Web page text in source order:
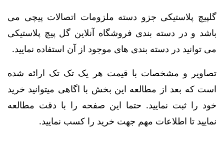
گلپیچ پلاستیکی جزو دسته ملزومات اتصالات پیچی می
باشد و در دسته بندی فروشگاه آنلاین گل پیچ پلاستیکی
می توانید در دسته بندی های موجود از آن استفاده نمایید.
تصاویر و مشخصات با قیمت هر یک تک تک ارائه شده
است که بعد از مطالعه این بخش با اگاهی میتوانید خرید
خود را ثبت نمایید. حتما این صفحه را با دقت مطالعه
نمایید تا اطلاعات مهم جهت خرید را کسب نمایید.